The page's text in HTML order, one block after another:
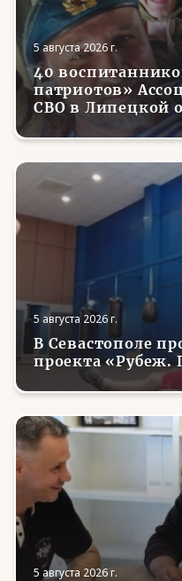
5 августа 2026 г.
40
патриотов»
СВО в Липецкой
первые
5 августа 2026 г.
В Севастополе
проекта «Рубеж.
5 августа 2026 г.